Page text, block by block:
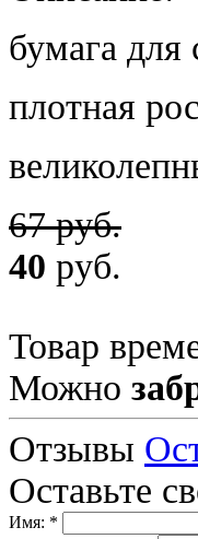
бумага для
плотная
67 руб.
40 руб.
Товар
Можно
Отзывы
Оставьте
Имя: *